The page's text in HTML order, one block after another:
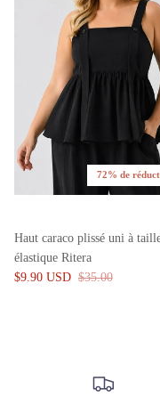
72% de
Haut caraco plissé uni à
élastique Ritera
$9.90 USD $35.00